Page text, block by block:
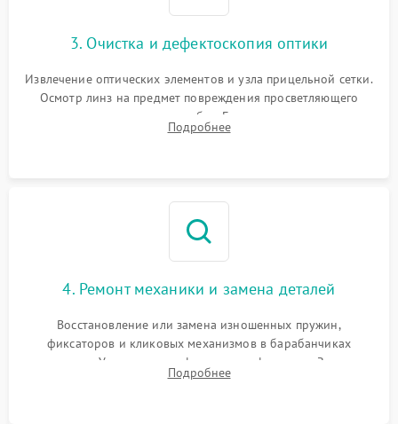
3. Очистка и дефектоскопия оптики
Извлечение оптических элементов и узла прицельной сетки.
Осмотр линз на предмет повреждения просветляющего
покрытия или появления грибка. Бережная очистка стекол
спецрастворами. Проверка целостности гравированной
Подробнее
4. Ремонт механики и замена деталей
Восстановление или замена изношенных пружин,
фиксаторов и кликовых механизмов в барабанчиках
поправок. Устранение люфтов в трансфокаторе. Замена
поврежденных линз, разбитой сетки или восстановление
Подробнее